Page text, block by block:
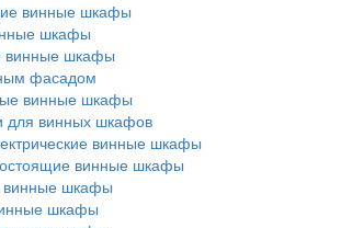
винные шкафы
шкафы
винные шкафы
фасадом
винные шкафы
для винных шкафов
винные шкафы
винные шкафы
винные шкафы
шкафы